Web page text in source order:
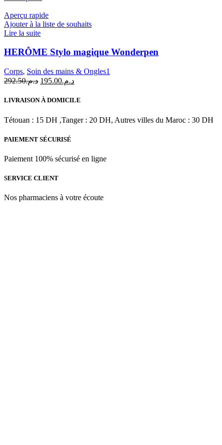
était :
د.م.120.00.
Aperçu rapide
Ajouter à la liste de souhaits
Lire la suite
HERÔME Stylo magique Wonderpen
Corps, Soin des mains & Ongles1
د.م.292.50
Le
initial
د.م.195.00
Le
actuel
د.م.195.00.
LIVRAISON À DOMICILE
Tétouan : 15 DH ,Tanger : 20 DH, Autres villes du Maroc : 30 DH
PAIEMENT SÉCURISÉ
Paiement 100% sécurisé en ligne
SERVICE CLIENT
Nos pharmaciens à votre écoute